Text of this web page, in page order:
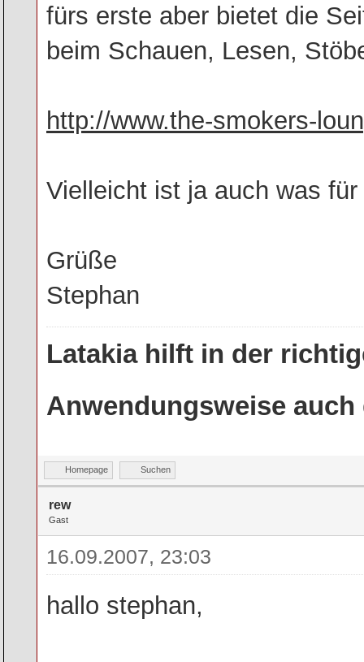
fürs erste aber bietet die
beim Schauen, Lesen,
http://www.the-smokers-
Vielleicht ist ja auch was
Grüße
Stephan
Latakia hilft in der
Anwendungsweise auch
Homepage Suchen
rew
Gast
16.09.2007, 23:03
hallo stephan,